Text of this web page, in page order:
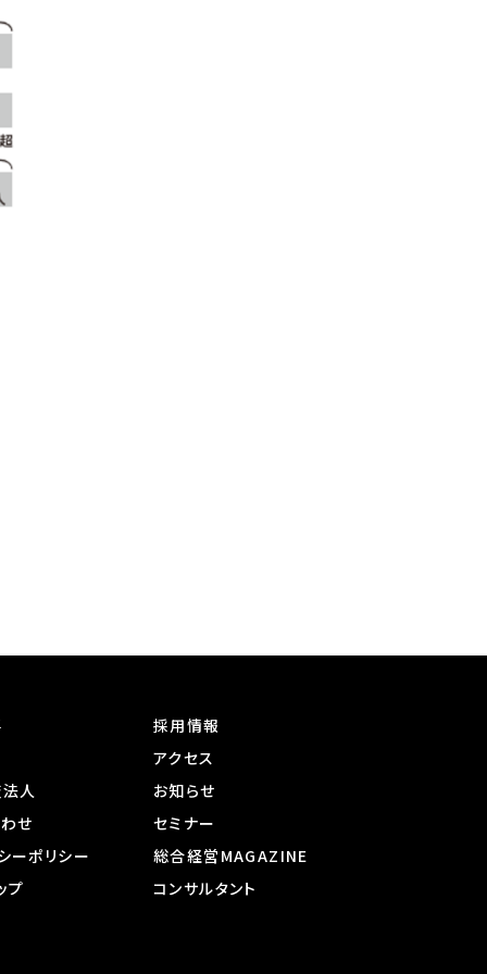
採用情報
アクセス
人
お知らせ
せ
セミナー
ーポリシー
総合経営MAGAZINE
プ
コンサルタント